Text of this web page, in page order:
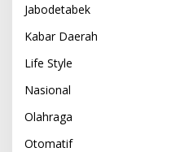
Jabodetabek
Kabar Daerah
Life Style
Nasional
Olahraga
Otomatif